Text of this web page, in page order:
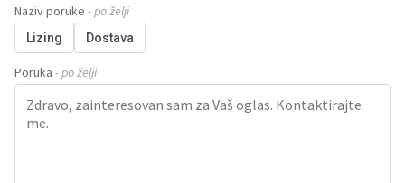
Naziv poruke - po želji
Lizing Dostava
Poruka - po želji